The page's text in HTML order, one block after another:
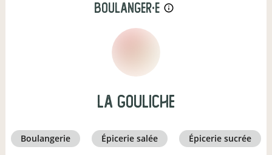
boulanger·e info_outline
La Gouliche
boulangerie épicerie salée épicerie sucrée